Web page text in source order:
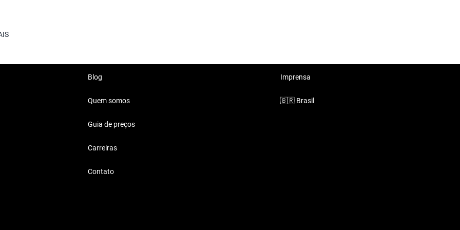
Reais
para todas as situações
Blog
Quem somos
Guia de preços
Carreiras
Contato
Imprensa
🇧🇷 Brasil